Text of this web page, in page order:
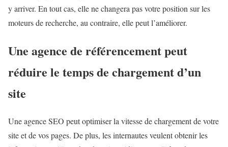
y arriver. En tout cas, elle ne changera pas votre position sur les
moteurs de recherche, au contraire, elle peut l’améliorer.
Une agence de référencement peut
réduire le temps de chargement d’un
site
Une agence SEO peut optimiser la vitesse de chargement de votre
site et de vos pages. De plus, les internautes veulent obtenir les